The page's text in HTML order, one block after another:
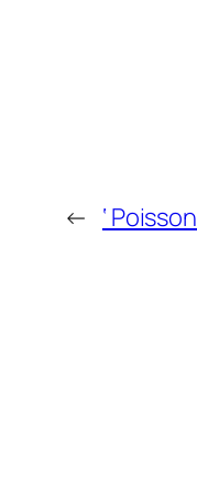
← ‘ Poisson